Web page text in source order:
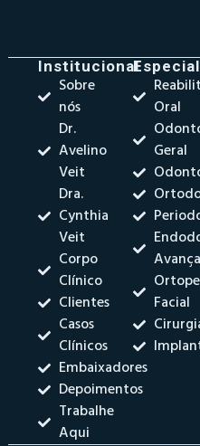
Institucional
Sobre
nós
Dr.
Avelino
Veit
Dra.
Cynthia
Veit
Corpo
Clínico
Clientes
Casos
Clínicos
Embaixadores
Depoimentos
Trabalhe
Aqui
Oral
Geral
Facial